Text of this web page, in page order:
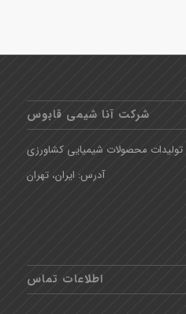
شرکت آنا شیمی قابوس
تولیدات محصولات شیمیایی کشاورزی
آدرس: ایران، تهران
اطلاعات تماس